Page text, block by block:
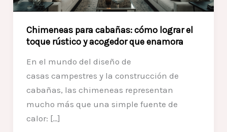
Chimeneas para cabañas: cómo lograr el
toque rústico y acogedor que enamora
En el mundo del diseño de
casas campestres y la construcción de
cabañas, las chimeneas representan
mucho más que una simple fuente de
calor: […]